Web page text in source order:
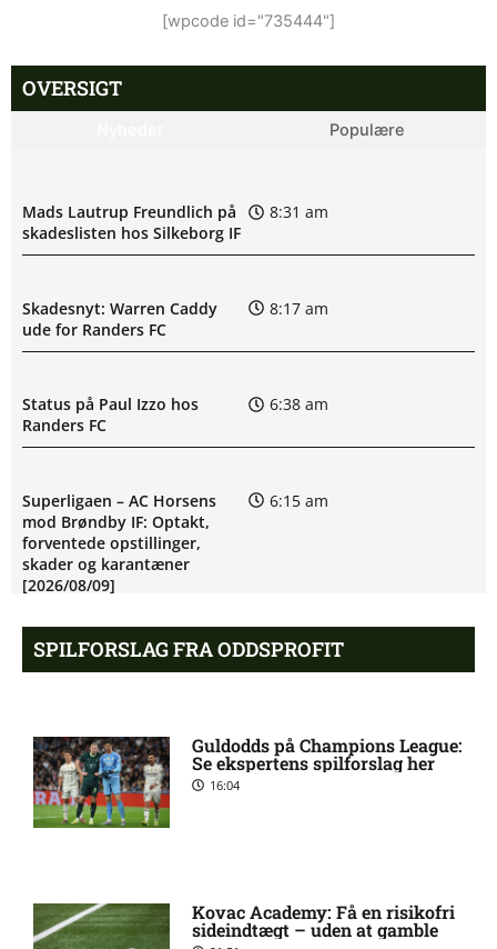
[wpcode id="735444"]
OVERSIGT
Populære
Mads Lautrup Freundlich på
skadeslisten hos Silkeborg IF
8:31 am
Skadesnyt: Warren Caddy
ude for Randers FC
8:17 am
Status på Paul Izzo hos
Randers FC
6:38 am
Superligaen – AC Horsens
mod Brøndby IF: Optakt,
forventede opstillinger,
skader og karantæner
[2026/08/09]
6:15 am
Superligaen – Randers FC
karantæner [2026/08/09]
6:08 am
Pontus Anders Rödin misser
1. Division – Hvidovre IF mod
Esbjerg fB: Optakt
5:31 am
SPILFORSLAG FRA ODDSPROFIT
Guldodds på Champions League:
Se ekspertens spilforslag her
16:04
Kovac Academy: Få en risikofri
sideindtægt – uden at gamble